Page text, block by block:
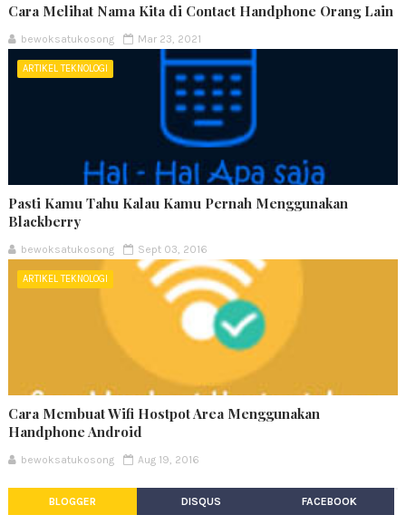
Cara Melihat Nama Kita di Contact Handphone Orang Lain
bewoksatukosong Mar 23, 2021
ARTIKEL TEKNOLOGI
Pasti Kamu Tahu Kalau Kamu Pernah Menggunakan
Blackberry
bewoksatukosong Sept 03, 2016
ARTIKEL TEKNOLOGI
Cara Membuat Wifi Hostpot Area Menggunakan
Handphone Android
bewoksatukosong Aug 19, 2016
BLOGGER DISQUS FACEBOOK